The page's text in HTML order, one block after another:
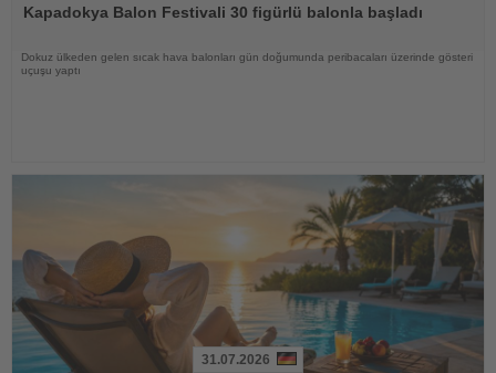
Kapadokya Balon Festivali 30 figürlü balonla başladı
Dokuz ülkeden gelen sıcak hava balonları gün doğumunda peribacaları üzerinde gösteri
uçuşu yaptı
31.07.2026